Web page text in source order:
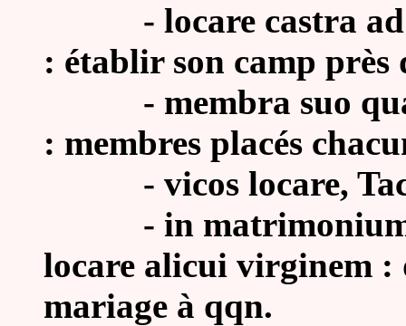
- locare castra
: établir son camp près
- membra suo
: membres placés
- vicos locare,
- in
locare alicui virginem :
mariage à qqn.